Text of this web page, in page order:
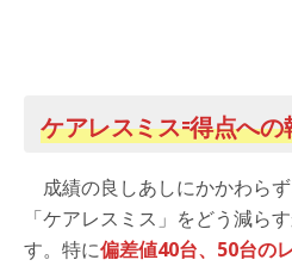
ケアレスミス=得点へ
成績の良しあしにかかわら
「ケアレスミス」をどう減ら
す。特に偏差値40台、50台の